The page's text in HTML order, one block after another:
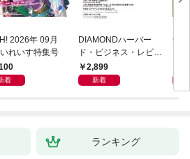
2026年 09月
れいす特集号
着
DIAMONDハーバー
ド・ビジネス・レビュ
ー 2026年9月号 特集
「上司をマネジメント
2,899
新着
動
ランキング